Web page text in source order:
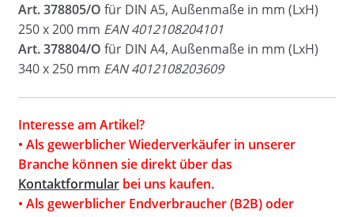
Art. 378805/O für DIN A5, Außenmaße in mm (LxH)
250 x 200 mm EAN 4012108204101
Art. 378804/O für DIN A4, Außenmaße in mm (LxH)
340 x 250 mm EAN 4012108203609
Interesse am Artikel?
• Als gewerblicher Wiederverkäufer in unserer
Branche können sie direkt über das
Kontaktformularbei uns kaufen.
• Als gewerblicher Endverbraucher (B2B) oder